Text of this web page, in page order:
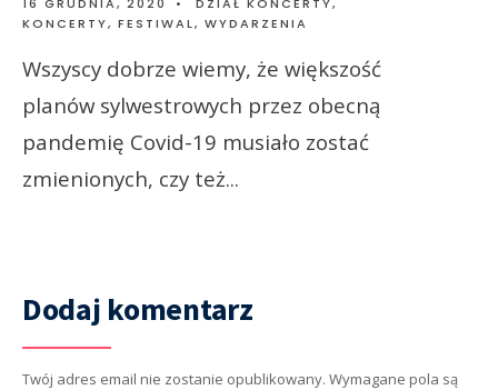
KONCERTY, FESTIWAL, WYDARZENIA
Wszyscy dobrze wiemy, że większość
planów sylwestrowych przez obecną
pandemię Covid-19 musiało zostać
zmienionych, czy też...
Dodaj komentarz
Twój adres email nie zostanie opublikowany. Wymagane pola są